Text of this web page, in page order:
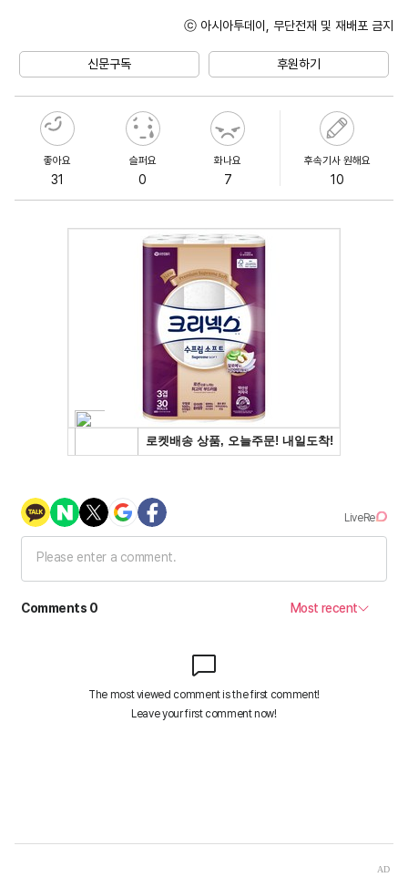
ⓒ 아시아투데이, 무단전재 및 재배포 금지
신문구독 후원하기
좋아요
31
슬퍼요
0
화나요
7
후속기사 원해요
10